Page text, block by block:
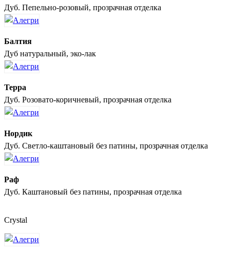
Дуб. Пепельно-розовый, прозрачная отделка
Балтия
Дуб натуральный, эко-лак
Терра
Дуб. Розовато-коричневый, прозрачная отделка
Нордик
Дуб. Светло-каштановый без патины, прозрачная отделка
Раф
Дуб. Каштановый без патины, прозрачная отделка
Crystal